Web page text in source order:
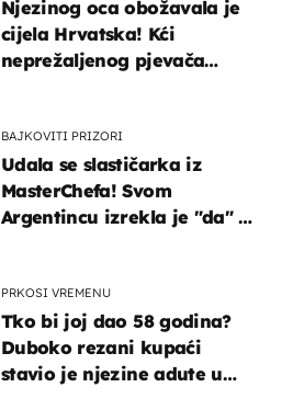
Njezinog oca obožavala je
cijela Hrvatska! Kći
neprežaljenog pjevača
BAJKOVITI PRIZORI
Udala se slastičarka iz
MasterChefa! Svom
Argentincu izrekla je "da" u
PRKOSI VREMENU
Tko bi joj dao 58 godina?
Duboko rezani kupaći
stavio je njezine adute u